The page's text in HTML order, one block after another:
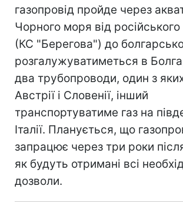
газопровід пройде через
Чорного моря від російського
(КС "Берегова") до
розгалужуватиметься в
два трубопроводи, один з
Австрії і Словенії, інший
транспортуватиме газ на
Італії. Планується, що
запрацює через три роки
як будуть отримані всі
дозволи.